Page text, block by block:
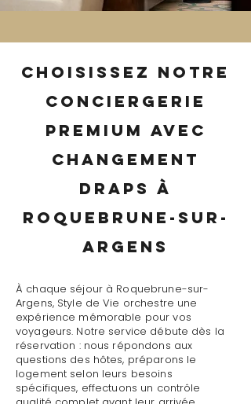
Choisissez notre
conciergerie
premium avec
changement
draps à
Roquebrune-sur-
Argens
À chaque séjour à Roquebrune-sur-
Argens, Style de Vie orchestre une
expérience mémorable pour vos
voyageurs. Notre service débute dès la
réservation : nous répondons aux
questions des hôtes, préparons le
logement selon leurs besoins
spécifiques, effectuons un contrôle